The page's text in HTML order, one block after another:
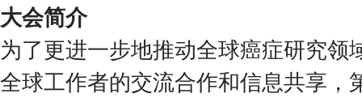
大会简介
为了更进一步地推动全球癌症研究领
全球工作者的交流合作和信息共享，